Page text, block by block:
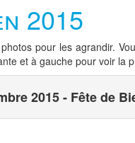
2015
pour les agrandir.
et à gauche pour voir la
2015 - Fête de